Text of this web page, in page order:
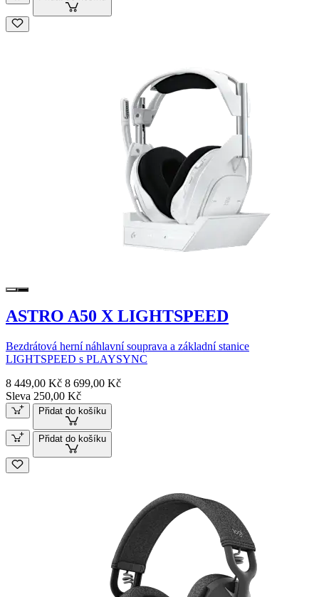
ASTRO A50 X LIGHTSPEED
Bezdrátová herní náhlavní souprava a základní stanice
LIGHTSPEED s PLAYSYNC
8 449,00 Kč 8 699,00 Kč
Sleva 250,00 Kč
Přidat do košíku
Přidat do košíku